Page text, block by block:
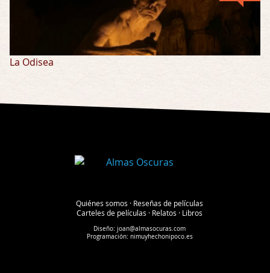
La Odisea
Quiénes somos · Reseñas de películas
Carteles de películas · Relatos · Libros
Diseño:joan@almasocuras.com
Programación: nimuyhechonipoco.es